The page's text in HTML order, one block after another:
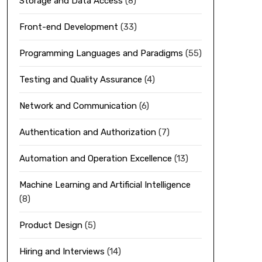
Front-end Development (33)
Programming Languages and Paradigms (55)
Testing and Quality Assurance (4)
Network and Communication(6)
Authentication and Authorization(7)
Automation and Operation Excellence (13)
Machine Learning and Artificial Intelligence
(8)
Product Design(5)
Hiring and Interviews (14)